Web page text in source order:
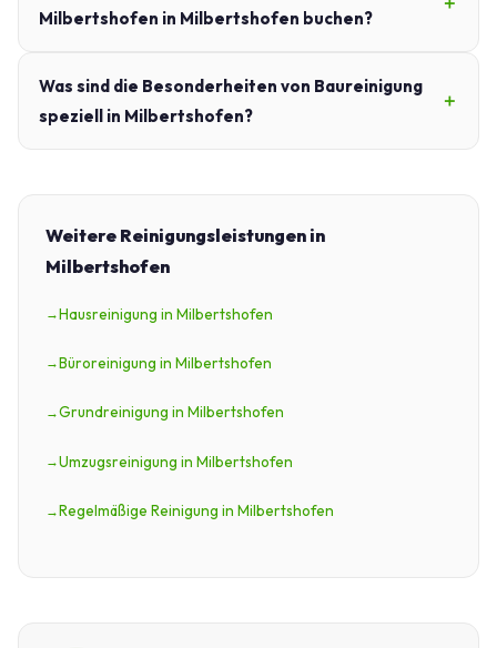
Milbertshofen in Milbertshofen buchen?
Was sind die Besonderheiten von Baureinigung
speziell in Milbertshofen?
Weitere Reinigungsleistungen in
Milbertshofen
Hausreinigung in Milbertshofen
Büroreinigung in Milbertshofen
Grundreinigung in Milbertshofen
Umzugsreinigung in Milbertshofen
Regelmäßige Reinigung in Milbertshofen